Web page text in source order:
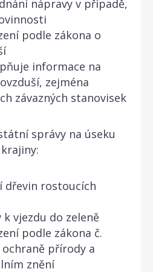
nápravy v případě,
podle zákona o
informace na
zejména
závazných stanovisek
správy na úseku
dřevin rostoucích
vjezdu do zeleně
podle zákona č.
ochraně přírody a
znění